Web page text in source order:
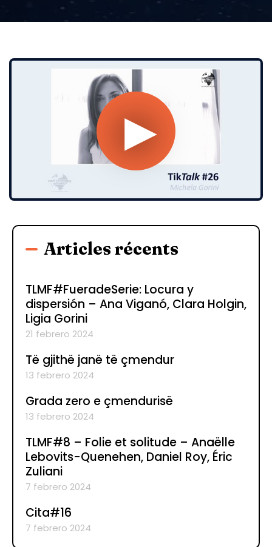
Articles récents
TLMF#FueradeSerie: Locura y
dispersión – Ana Viganó, Clara Holgin,
Ligia Gorini
21 febrero 2024
Të gjithë janë të çmendur
13 febrero 2024
Grada zero e çmendurisë
13 febrero 2024
TLMF#8 – Folie et solitude – Anaëlle
Lebovits-Quenehen, Daniel Roy, Éric
Zuliani
7 febrero 2024
Cita#16
7 febrero 2024